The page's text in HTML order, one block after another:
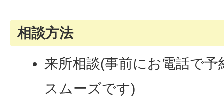
相談方法
来所相談(事前にお電話で
スムーズです)